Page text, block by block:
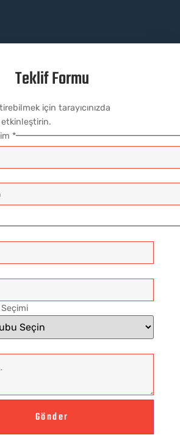
Teklif Formu
için tarayıcınızda
*
Gönder